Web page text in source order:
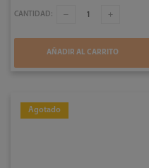
CANTIDAD:
AÑADIR AL CARRITO
Agotado